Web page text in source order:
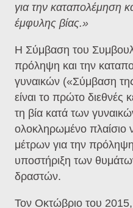
για την καταπολέμηση
έμφυλης βίας.»
Η Σύμβαση του
πρόληψη και την
γυναικών («Σύμβαση
είναι το πρώτο διεθνές
τη βία κατά των
ολοκληρωμένο πλαίσιο
μέτρων για την
υποστήριξη των
δραστών.
Τον Οκτώβριο του